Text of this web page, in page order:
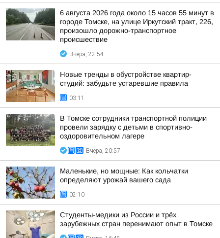
6 августа 2026 года около 15 часов 55 минут в
городе Томске, на улице Иркутский тракт, 226,
произошло дорожно-транспортное
происшествие
Вчера, 22:54
Новые тренды в обустройстве квартир-
студий: забудьте устаревшие правила
03:11
В Томске сотрудники транспортной полиции
провели зарядку с детьми в спортивно-
оздоровительном лагере
Вчера, 20:57
Маленькие, но мощные: Как кольчатки
определяют урожай вашего сада
02:10
Студенты-медики из России и трёх
зарубежных стран перенимают опыт в Томске